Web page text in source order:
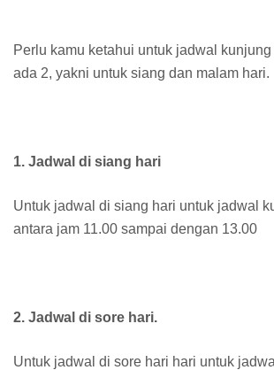
Perlu kamu ketahui untuk jadwal
ada 2, yakni untuk siang dan malam hari.
1. Jadwal di siang hari
Untuk jadwal di siang hari untuk jadwal
antara jam 11.00 sampai dengan 13.00
2. Jadwal di sore hari.
Untuk jadwal di sore hari hari untuk